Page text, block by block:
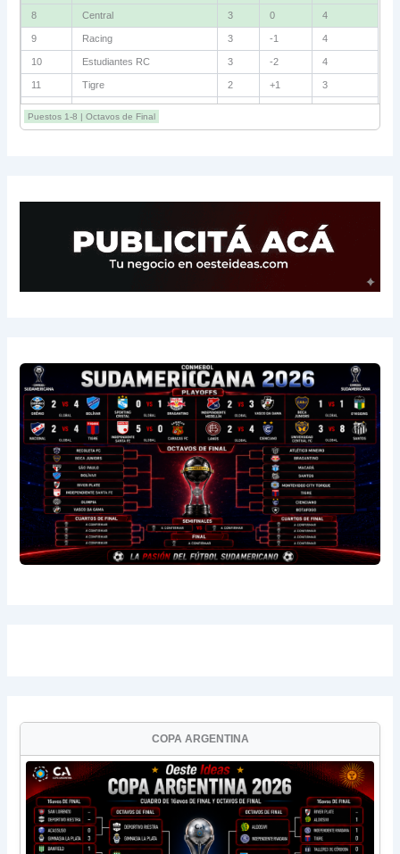
8 Central 3 0 4
9 Racing 3 -1 4
10 Estudiantes RC 3 -2 4
11 Tigre 2 +1 3
12 Belgrano 2 0 3
13 Sarmiento 3 -1 3
Puestos 1-8 | Octavos de Final
COPA ARGENTINA